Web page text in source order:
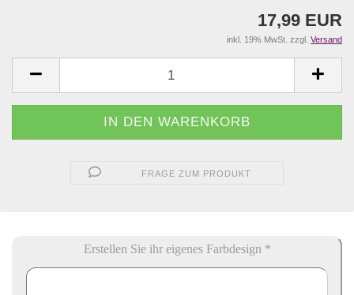
17,99 EUR
inkl. 19% MwSt. zzgl. Versand
FRAGE ZUM PRODUKT
Erstellen Sie ihr eigenes Farbdesign *